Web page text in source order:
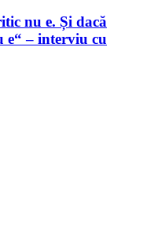
nu e. Și dacă
e“ – interviu cu